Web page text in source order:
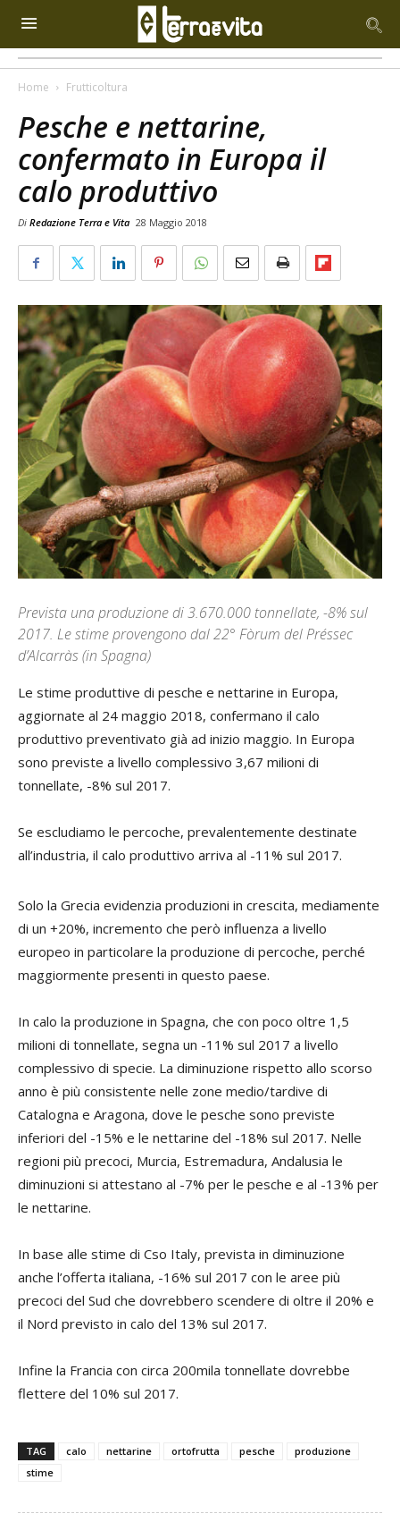
Home Frutticoltura
Pesche e nettarine,
confermato in Europa il
calo produttivo
Di Redazione Terra e Vita 28 Maggio 2018
Prevista una produzione di 3.670.000 tonnellate, -8% sul
2017. Le stime provengono dal 22° Fòrum del Préssec
d’Alcarràs (in Spagna)
Le stime produttive di pesche e nettarine in Europa,
aggiornate al 24 maggio 2018, confermano il calo
produttivo preventivato già ad inizio maggio. In Europa
sono previste a livello complessivo 3,67 milioni di
tonnellate, -8% sul 2017.
Se escludiamo le percoche, prevalentemente destinate
all’industria, il calo produttivo arriva al -11% sul 2017.
Solo la Grecia evidenzia produzioni in crescita, mediamente
di un +20%, incremento che però influenza a livello
europeo in particolare la produzione di percoche, perché
maggiormente presenti in questo paese.
In calo la produzione in Spagna, che con poco oltre 1,5
milioni di tonnellate, segna un -11% sul 2017 a livello
complessivo di specie. La diminuzione rispetto allo scorso
anno è più consistente nelle zone medio/tardive di
Catalogna e Aragona, dove le pesche sono previste
inferiori del -15% e le nettarine del -18% sul 2017. Nelle
regioni più precoci, Murcia, Estremadura, Andalusia le
diminuzioni si attestano al -7% per le pesche e al -13% per
le nettarine.
In base alle stime di Cso Italy, prevista in diminuzione
anche l’offerta italiana, -16% sul 2017 con le aree più
precoci del Sud che dovrebbero scendere di oltre il 20% e
il Nord previsto in calo del 13% sul 2017.
Infine la Francia con circa 200mila tonnellate dovrebbe
flettere del 10% sul 2017.
TAG calo nettarine ortofrutta pesche
produzione
stime